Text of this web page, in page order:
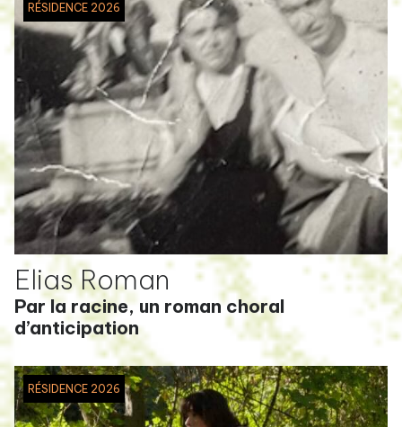
RÉSIDENCE 2026
Elias Roman
Par la racine, un roman choral
d’anticipation
RÉSIDENCE 2026